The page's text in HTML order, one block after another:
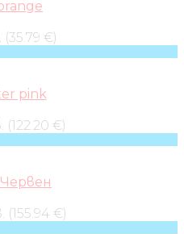
(35.79 €)
pink
(122.20 €)
(155.94 €)